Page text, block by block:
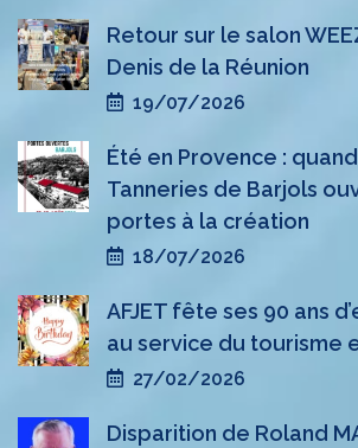
Retour sur le salon
Denis de la Réunion
19/07/2026
Été en Provence :
Tanneries de Barjols
portes à la création
18/07/2026
AFJET fête ses 90 ans
au service du tourisme
27/02/2026
Disparition de Roland